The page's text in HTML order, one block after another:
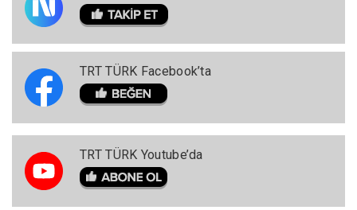
TRT TÜRK Facebook’ta
TRT TÜRK Youtube’da